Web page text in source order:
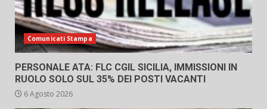
Comunicati Stampa
PERSONALE ATA: FLC CGIL SICILIA, IMMISSIONI IN
RUOLO SOLO SUL 35% DEI POSTI VACANTI
6 Agosto 2026